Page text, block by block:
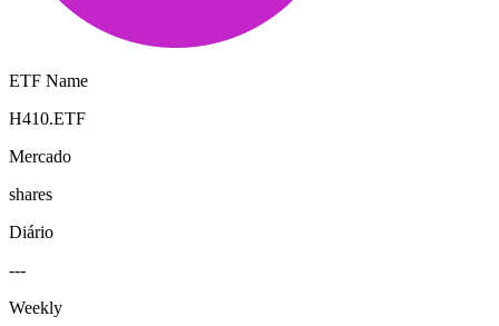
ETF Name
H410.ETF
Mercado
shares
Diário
---
Weekly